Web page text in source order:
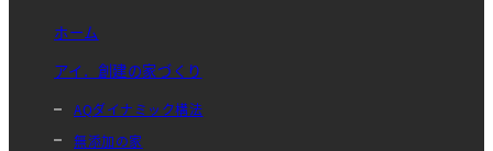
ホーム
アイ．創建の家づくり
AQダイナミック構法
無添加の家